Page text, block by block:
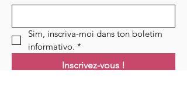
Sim, inscriva-moi dans ton boletim
informativo. *
Inscrivez-vous !